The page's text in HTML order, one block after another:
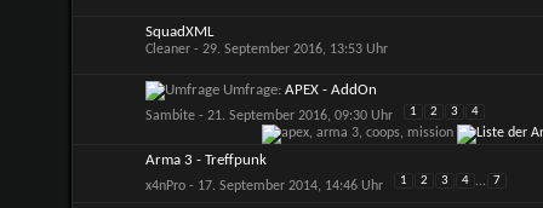
SquadXML
Cleaner- 29. September 2016, 13:53 Uhr
Umfrage: APEX - AddOn
Sambite- 21. September 2016, 09:30 Uhr 1 2 3 4
Arma 3 - Treffpunk
x4nPro- 17. September 2014, 14:46 Uhr 1 2 3 4 ... 7